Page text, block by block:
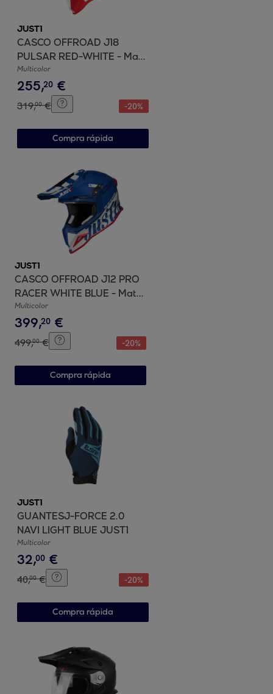
JUST1
CASCO OFFROAD J18
PULSAR RED-WHITE - Matt
JUST1
Multicolor
255,20 €
319,00 € -20%
Compra rápida
JUST1
CASCO OFFROAD J12 PRO
RACER WHITE BLUE - Matt
JUST1
Multicolor
399,20 €
499,00 € -20%
Compra rápida
JUST1
GUANTESJ-FORCE 2.0
NAVI LIGHT BLUE JUST1
Multicolor
32,00 €
40,00 € -20%
Compra rápida